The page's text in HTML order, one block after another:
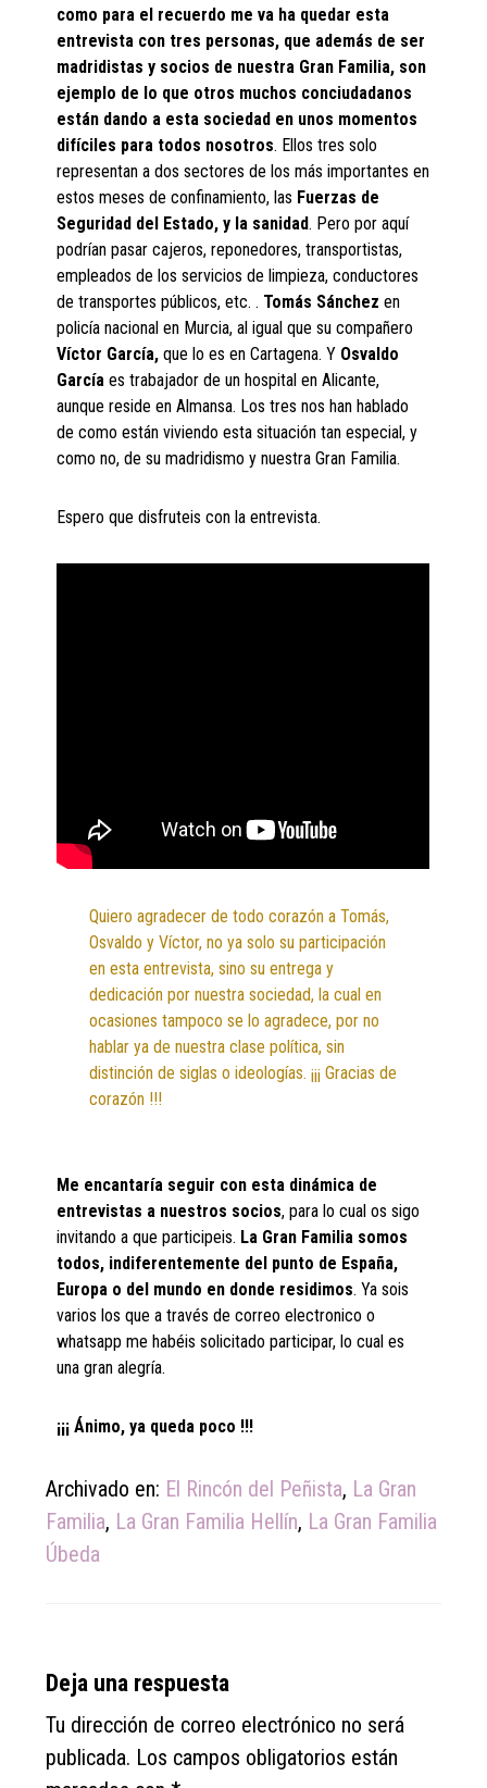
como para el recuerdo me va ha quedar esta
entrevista con tres personas, que además de ser
madridistas y socios de nuestra Gran Familia, son
ejemplo de lo que otros muchos conciudadanos
están dando a esta sociedad en unos momentos
difíciles para todos nosotros. Ellos tres solo
representan a dos sectores de los más importantes en
estos meses de confinamiento, las Fuerzas de
Seguridad del Estado, y la sanidad. Pero por aquí
podrían pasar cajeros, reponedores, transportistas,
empleados de los servicios de limpieza, conductores
de transportes públicos, etc. . Tomás Sánchezen
policía nacional en Murcia, al igual que su compañero
Víctor García,que lo es en Cartagena. Y Osvaldo
García es trabajador de un hospital en Alicante,
aunque reside en Almansa. Los tres nos han hablado
de como están viviendo esta situación tan especial, y
como no, de su madridismo y nuestra Gran Familia.
Espero que disfruteis con la entrevista.
Quiero agradecer de todo corazón a Tomás,
Osvaldo y Víctor, no ya solo su participación
en esta entrevista, sino su entrega y
dedicación por nuestra sociedad, la cual en
ocasiones tampoco se lo agradece, por no
hablar ya de nuestra clase política, sin
distinción de siglas o ideologías. ¡¡¡ Gracias de
corazón !!!
Me encantaría seguir con esta dinámica de
entrevistas a nuestros socios, para lo cual os sigo
invitando a que participeis. La Gran Familia somos
todos, indiferentemente del punto de España,
Europa o del mundo en donde residimos. Ya sois
varios los que a través de correo electronico o
whatsapp me habéis solicitado participar, lo cual es
una gran alegría.
¡¡¡ Ánimo, ya queda poco !!!
Archivado en: El Rincón del Peñista, La Gran
Familia, La Gran Familia Hellín, La Gran Familia
Úbeda
Reader
Interactions
Deja una respuesta
Tu dirección de correo electrónico no será
publicada. Los campos obligatorios están